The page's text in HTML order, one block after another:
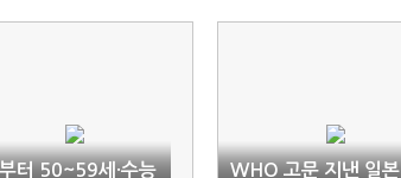
터 50~59세·수능
WHO 고문 지낸 일본